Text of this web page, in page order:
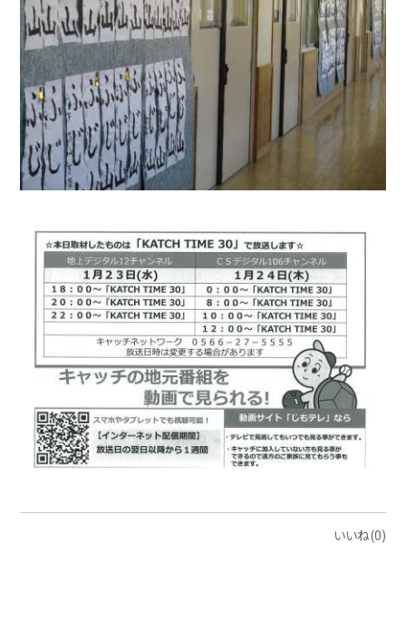
いいね(0)